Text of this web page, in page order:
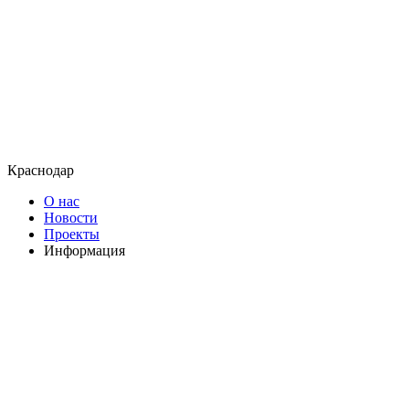
Краснодар
О нас
Новости
Проекты
Информация